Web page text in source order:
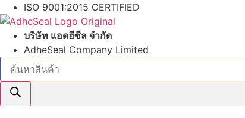
Skip
to
content
ISO 9001:2015 CERTIFIED
บริษัท แอดฮีซีล จำกัด
AdheSeal Company Limited
Products
search